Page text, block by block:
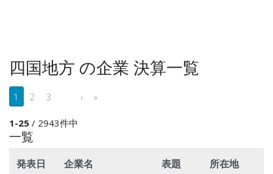
四国地方 の企業 決算一覧
1 2 3 › »
1-25 / 2943件中
一覧
発表日 企業名 表題 所在地